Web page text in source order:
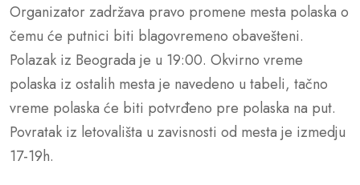
Organizator zadržava pravo promene mesta polaska o
čemu će putnici biti blagovremeno obavešteni.
Polazak iz Beograda je u 19:00. Okvirno vreme
polaska iz ostalih mesta je navedeno u tabeli, tačno
vreme polaska će biti potvrđeno pre polaska na put.
Povratak iz letovališta u zavisnosti od mesta je izmedju
17-19h.